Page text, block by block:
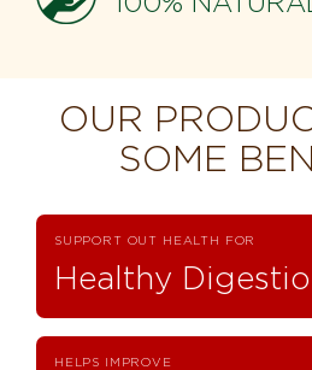
OUR
SOME
SUPPORT OUT HEALTH FOR
Healthy
HELPS IMPROVE